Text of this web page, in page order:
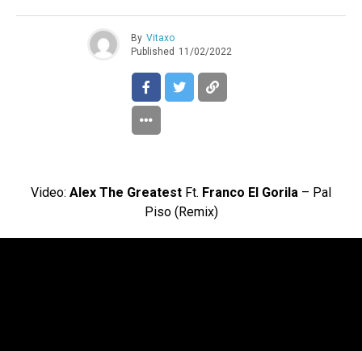
By Vitaxo
Published 11/02/2022
Video: Alex The Greatest Ft. Franco El Gorila – Pal
Piso (Remix)